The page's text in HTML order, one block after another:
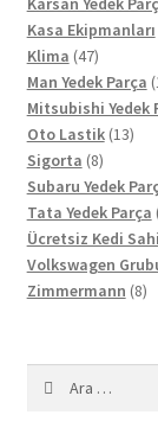
Kasa Ekipmanları
Klima 4747
ürün
Man Yedek Parça
Mitsubishi Yedek
Oto Lastik 1313
Sigorta 88
ürün
Subaru Yedek
Tata Yedek Parça
Ücretsiz Kedi
Volkswagen
Zimmermann 88